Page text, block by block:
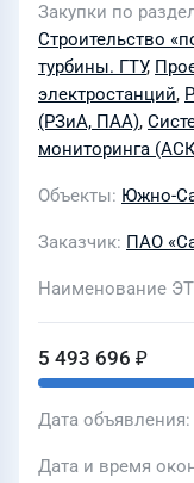
«Южно-
реализации
проекта
мощностью
ОТМ-2026-
Закупки по
Строительство
турбины. ГТУ,
электростанций,
(РЗиА, ПАА),
мониторинга
Объекты Южно-
Заказчик ПАО
Наименование
5 493 696 ₽
Дата объявления
Дата и время